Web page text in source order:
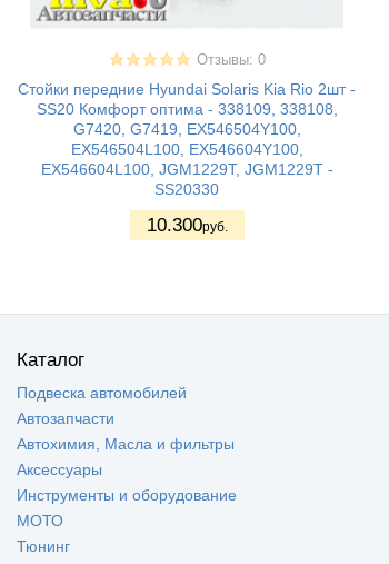
Отзывы: 0
Стойки передние Hyundai Solaris Kia Rio 2шт -
SS20 Комфорт оптима - 338109, 338108,
G7420, G7419, EX546504Y100,
EX546504L100, EX546604Y100,
EX546604L100, JGM1229T, JGM1229T -
SS20330
10.300руб.
Каталог
Подвеска автомобилей
Автозапчасти
Автохимия, Масла и фильтры
Аксессуары
Инструменты и оборудование
МОТО
Тюнинг